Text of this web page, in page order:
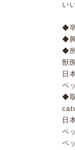
い
◆
◆
◆
獣
日
ペ
◆
日
ペ
ペ